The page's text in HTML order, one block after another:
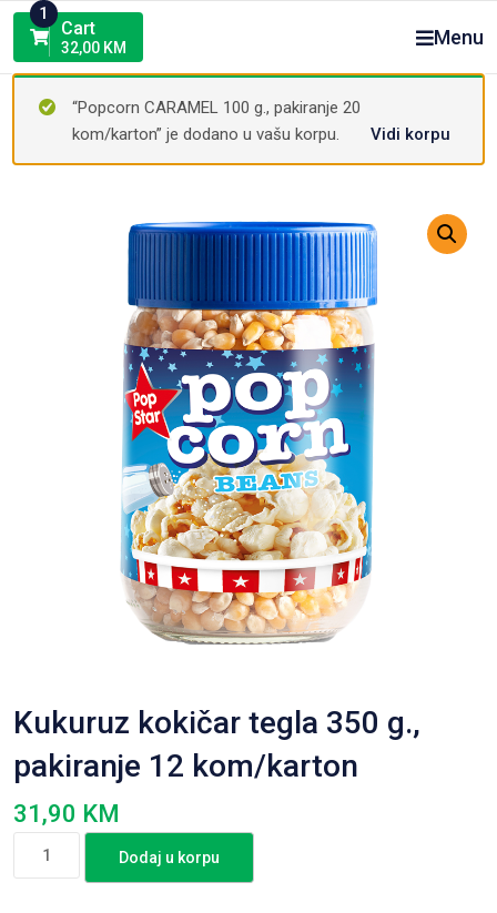
Skip
content
1
Cart
32,00 KM Menu
“Popcorn CARAMEL 100 g., pakiranje 20
kom/karton” je dodano u vašu korpu.
Vidi korpu
Kukuruz kokičar tegla 350 g.,
pakiranje 12 kom/karton
31,90 KM
Kukuruz
Dodaj u korpu